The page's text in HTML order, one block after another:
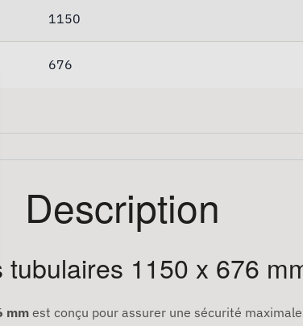
1150
676
Description
1150 x 676
mm est conçu pour assurer une sécurité